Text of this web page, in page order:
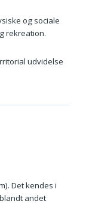
og sociale
rekreation.
udvidelse
Det kendes i
andet